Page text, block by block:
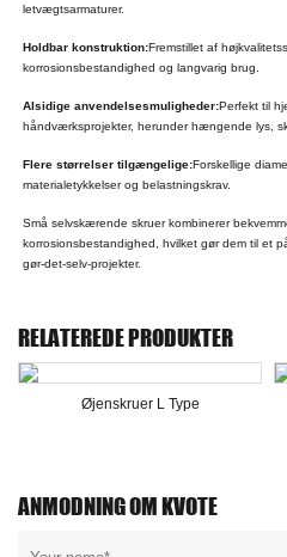
letvægtsarmaturer.
Holdbar konstruktion:Fremstillet af
korrosionsbestandighed og langvarig brug.
Alsidige anvendelsesmuligheder:Perfekt til
håndværksprojekter, herunder hængende lys,
Flere størrelser tilgængelige:Forskellige
materialetykkelser og belastningskrav.
Små selvskærende skruer kombinerer
korrosionsbestandighed, hvilket gør dem til et
gør-det-selv-projekter.
RELATEREDE PRODUKTER
Øjenskruer L Type
ANMODNING OM KVOTE